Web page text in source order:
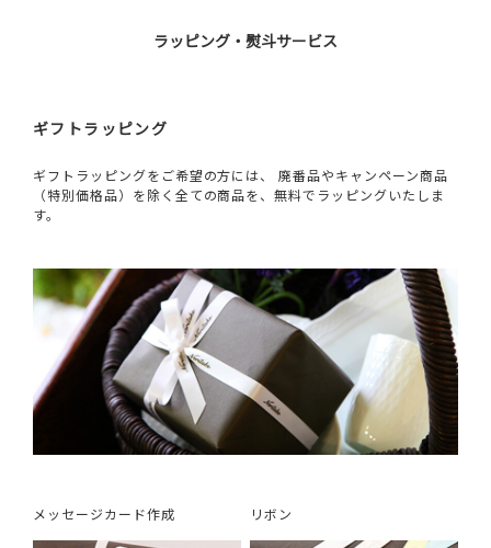
ラッピング・熨斗サービス
ギフトラッピング
ギフトラッピングをご希望の方には、 廃番品やキャンペーン商品
（特別価格品）を除く全ての商品を、無料でラッピングいたしま
す。
メッセージカード作成 リボン